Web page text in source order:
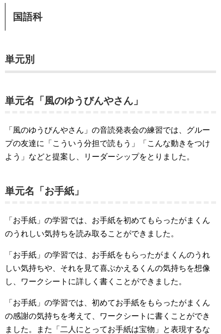
国語科
単元別
単元名「風のゆうびんやさん」
「風のゆうびんやさん」の音読発表会の練習では、グルー
プの友達に「こういう分担で読もう」「こんな動きをつけ
よう」などと提案し、リーダーシップをとりました。
単元名「お手紙」
「お手紙」の学習では、お手紙を初めてもらったがまくん
のうれしい気持ちを読み取ることができました。
「お手紙」の学習では、お手紙をもらったがまくんのうれ
しい気持ちや、それを見て喜ぶかえるくんの気持ちを想像
し、ワークシートに詳しく書くことができました。
「お手紙」の学習では、初めてお手紙をもらったがまくん
の感謝の気持ちを考えて、ワークシートに書くことができ
ました。また「二人にとってお手紙は宝物」と表現するな